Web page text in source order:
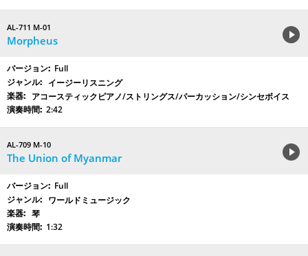
AL-711 M-01
Morpheus
Full
イージーリスニング
アコースティックピアノ/ストリングス/パーカッション/シンセボイス
2:42
AL-709 M-10
The Union of Myanmar
Full
ワールドミュージック
琴
1:32